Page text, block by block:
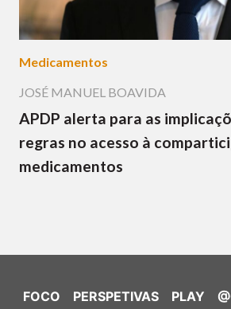
Medicamentos
JOSÉ MANUEL BOAVIDA
APDP alerta para as
regras no acesso à
medicamentos
FOCO PERSPETIVAS PLAY